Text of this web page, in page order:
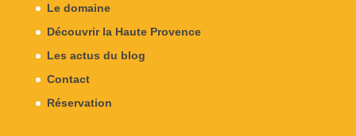
Le domaine
Découvrir la Haute Provence
Les actus du blog
Contact
Réservation